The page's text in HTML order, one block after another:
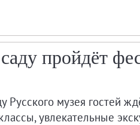
пройдёт
музея гостей
увлекательные